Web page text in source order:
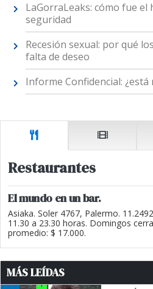
LaGorraLeaks: cómo fue el
seguridad
Recesión sexual: por qué
falta de deseo
Informe Confidencial:
Restaurantes
El mundo en un bar.
Asiaka. Soler 4767, Palermo.
11.30 a 23.30 horas. Domingos
promedio: $ 17.000.
MÁS LEÍDAS